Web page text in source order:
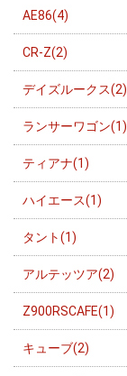
AE86(4)
CR-Z(2)
デイズルークス(2)
ランサーワゴン(1)
ティアナ(1)
ハイエース(1)
タント(1)
アルテッツア(2)
Z900RSCAFE(1)
キューブ(2)